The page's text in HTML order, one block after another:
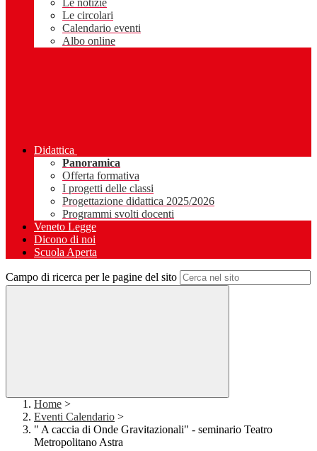
Le notizie
Le circolari
Calendario eventi
Albo online
Didattica
Panoramica
Offerta formativa
I progetti delle classi
Progettazione didattica 2025/2026
Programmi svolti docenti
Veneto Legge
Dicono di noi
Scuola Aperta
Campo di ricerca per le pagine del sito
Home >
Eventi Calendario >
" A caccia di Onde Gravitazionali" - seminario Teatro
Metropolitano Astra